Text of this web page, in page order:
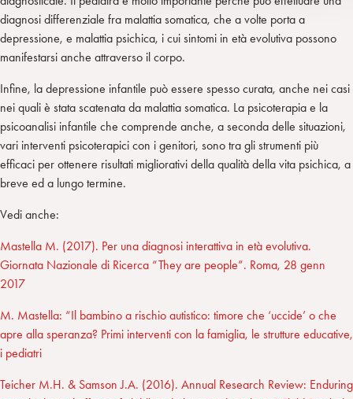
diagnosi differenziale fra malattia somatica, che a volte porta a
depressione, e malattia psichica, i cui sintomi in età evolutiva possono
manifestarsi anche attraverso il corpo.
Infine, la depressione infantile può essere spesso curata, anche nei casi
nei quali è stata scatenata da malattia somatica. La psicoterapia e la
psicoanalisi infantile che comprende anche, a seconda delle situazioni,
vari interventi psicoterapici con i genitori, sono tra gli strumenti più
efficaci per ottenere risultati migliorativi della qualità della vita psichica, a
breve ed a lungo termine.
Vedi anche:
Mastella M. (2017). Per una diagnosi interattiva in età evolutiva.
Giornata Nazionale di Ricerca “They are people”. Roma, 28 genn
2017
M. Mastella: “Il bambino a rischio autistico: timore che ‘uccide’ o che
apre alla speranza? Primi interventi con la famiglia, le strutture educative,
i pediatri
Teicher M.H. & Samson J.A. (2016). Annual Research Review: Enduring